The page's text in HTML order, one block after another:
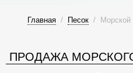
Главная / Песок / Морской
ПРОДАЖА